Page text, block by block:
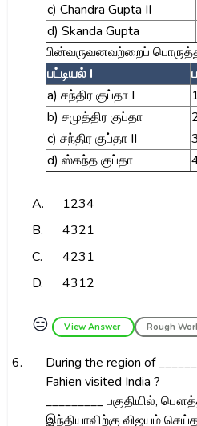
c) Chandra Gupta II
d) Skanda Gupta
பின்வருவனவற்றைப்
பட்டியல் I
a) சந்திர குப்தா I
b) சமுத்திர குப்தா
c) சந்திர குப்தா II
d) ஸ்கந்த குப்தா
A.
1234
B.
4321
C.
4231
D.
4312
😑 View Answer Rough
6.
During the region of
Fahien visited India ?
_________ பகுதியில்,
இந்தியாவிற்கு விஜயம்